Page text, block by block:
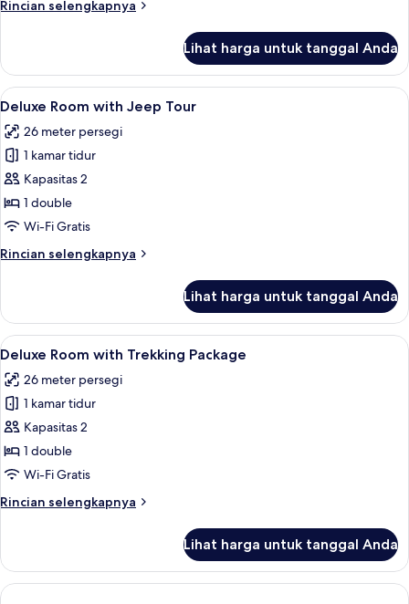
Rincian selengkapnya
Rincian
Kamar
Deluks,
pemandangan
Lihat harga untuk tanggal Anda
Lihat
semua
foto
untuk
Deluxe
Room
with
Tour
Deluxe Room with Jeep Tour | Meja
8
Deluxe Room with Jeep Tour
26 meter persegi
1 kamar tidur
Kapasitas 2
1 double
Wi-Fi Gratis
Rincian selengkapnya
Rincian
Deluxe
Room
with
Tour
Lihat harga untuk tanggal Anda
Lihat
semua
foto
untuk
Deluxe
Room
with
Package
Deluxe Room with Trekking
7
Deluxe Room with Trekking Package
26 meter persegi
1 kamar tidur
Kapasitas 2
1 double
Wi-Fi Gratis
Rincian selengkapnya
Rincian
Deluxe
Room
with
Lihat harga untuk tanggal Anda